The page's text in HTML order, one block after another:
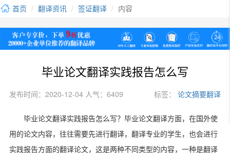
首页 翻译资讯 签证翻译 内容
毕业论文翻译实践报告怎么写
发布时间：2020-12-04 人气：6409 标签： 论文摘要翻译
毕业论文翻译实践报告怎么写？毕业论文翻译方面，在国外使
用的论文内容，往往需要先进行翻译，翻译专业的学生，也会进行
实践报告方面的翻译论文，这是两种不同类型的内容，一种是翻译